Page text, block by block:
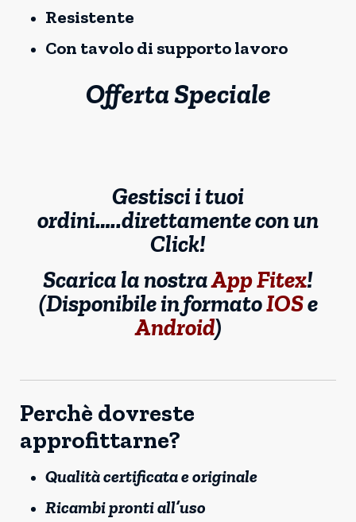
Resistente
Con tavolo di supporto lavoro
Offerta Speciale
Gestisci i tuoi
ordini…..direttamente con un
Click!
Scarica la nostraApp Fitex!
(Disponibile in formatoIOSe
Android)
Perchè dovreste
approfittarne?
Qualità certificata e originale
Ricambi pronti all’uso